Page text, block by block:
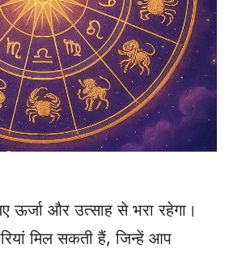
और उत्साह से भरा रहेगा।
मिल सकती हैं, जिन्हें आप